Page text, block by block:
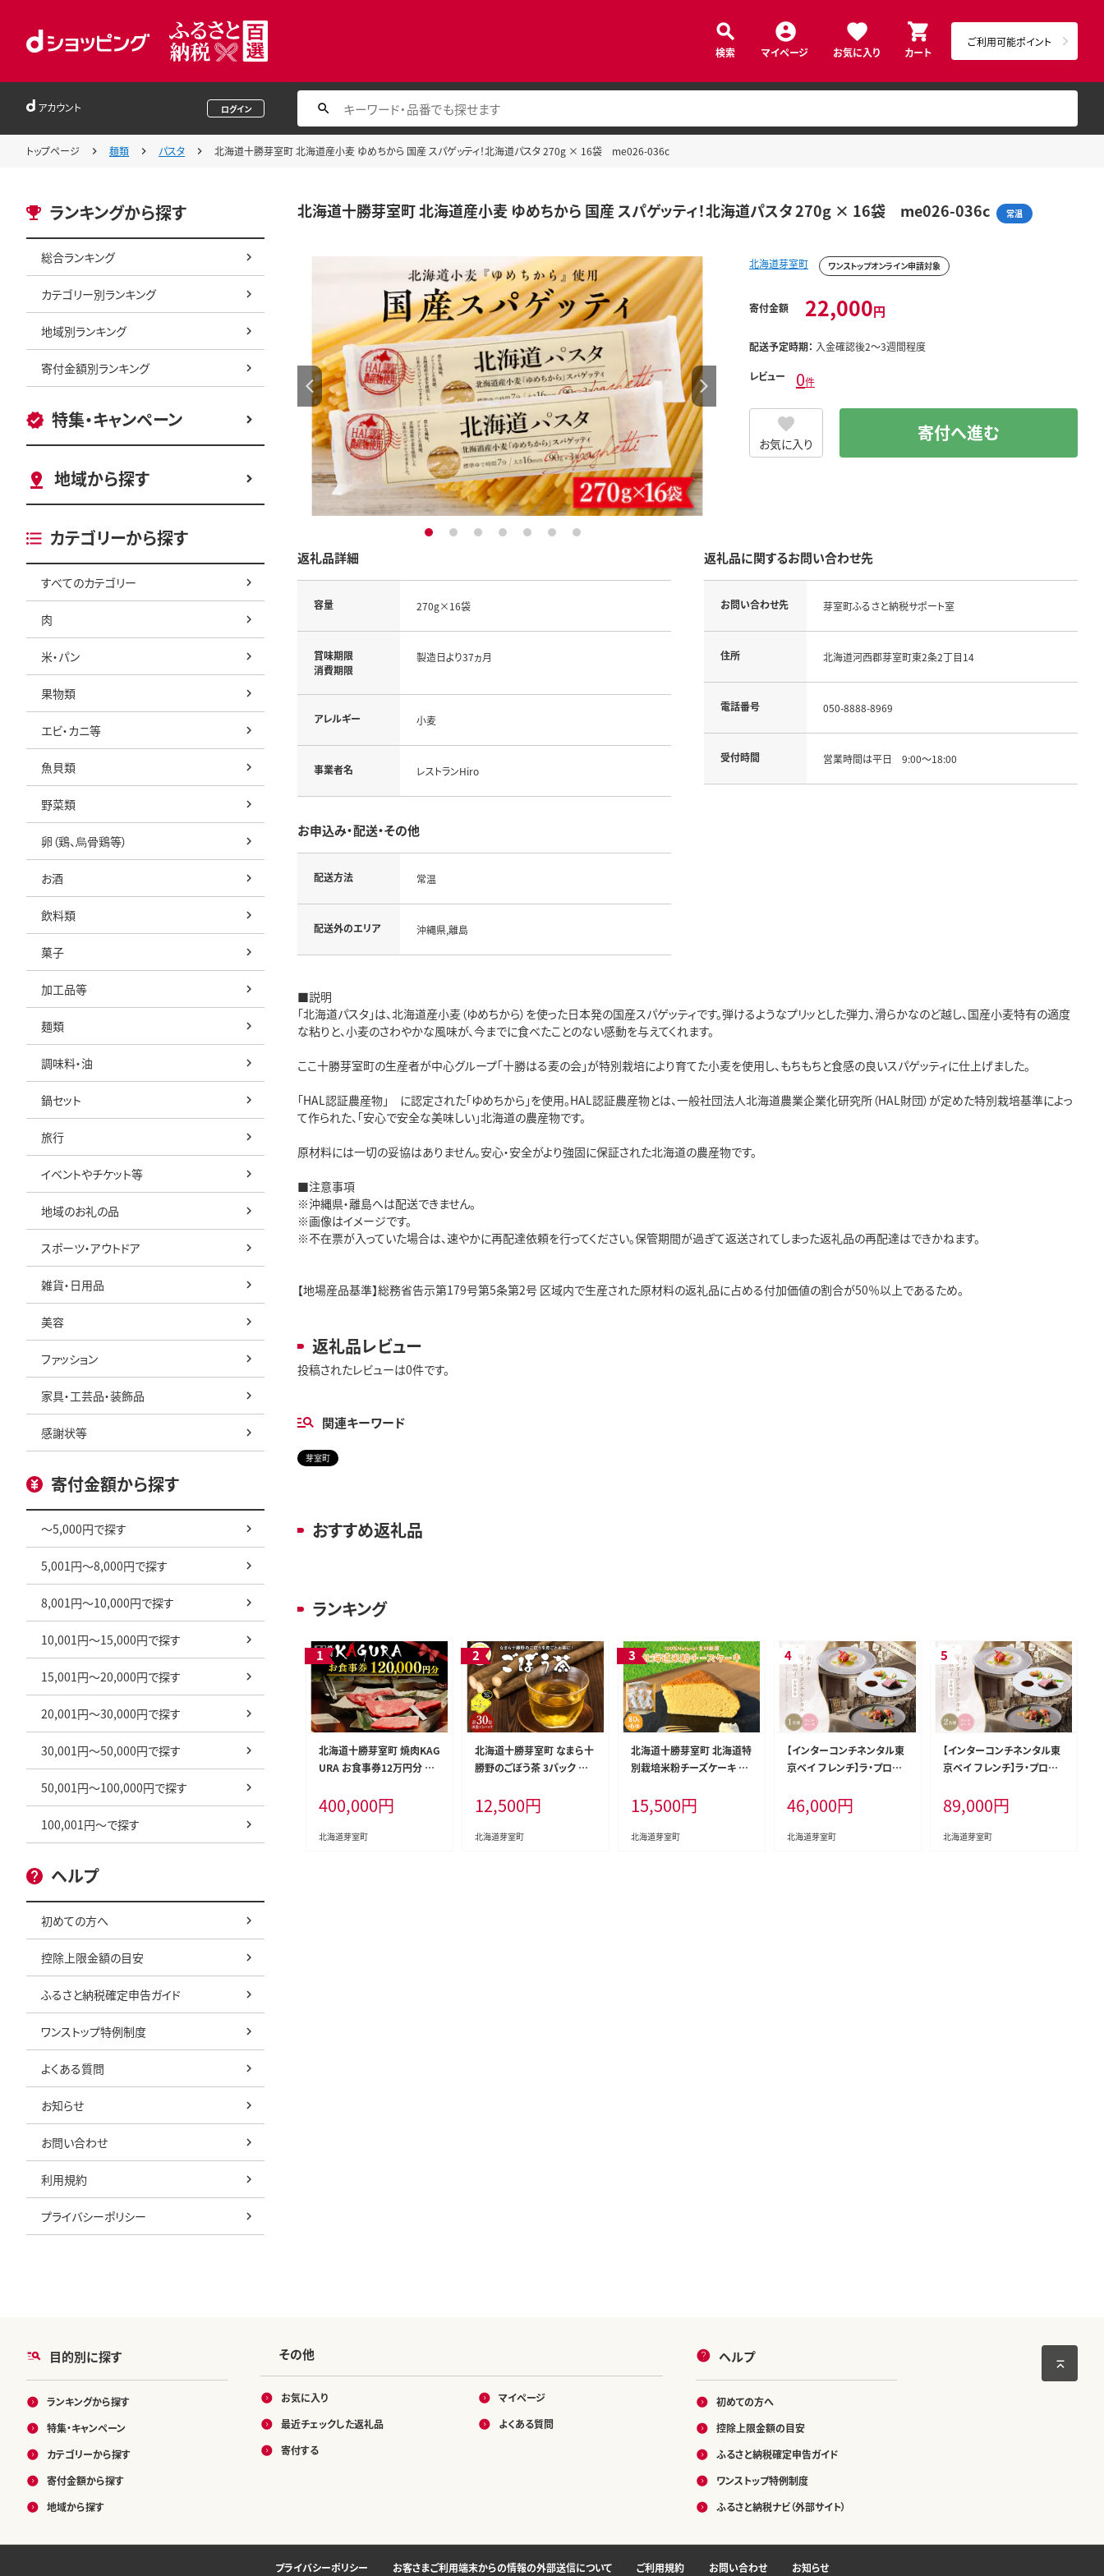
検索 マイページ お気に入り カート
ご利用可能ポイント
アカウント ログイン
トップページ 麺類 パスタ 北海道十勝芽室町 北海道産小麦 ゆめちから 国産 スパゲッティ！北海道パスタ 270g × 16袋 me026-036c
ランキングから探す
総合ランキング
カテゴリー別ランキング
地域別ランキング
寄付金額別ランキング
特集・キャンペーン
地域から探す
カテゴリーから探す
すべてのカテゴリー
肉
米・パン
果物類
エビ・カニ等
魚貝類
野菜類
卵（鶏、烏骨鶏等）
お酒
飲料類
菓子
加工品等
麺類
調味料・油
鍋セット
旅行
イベントやチケット等
地域のお礼の品
スポーツ・アウトドア
雑貨・日用品
美容
ファッション
家具・工芸品・装飾品
感謝状等
寄付金額から探す
～5,000円で探す
5,001円～8,000円で探す
8,001円～10,000円で探す
10,001円～15,000円で探す
15,001円～20,000円で探す
20,001円～30,000円で探す
30,001円～50,000円で探す
50,001円～100,000円で探す
100,001円～で探す
ヘルプ
初めての方へ
控除上限金額の目安
ふるさと納税確定申告ガイド
ワンストップ特例制度
よくある質問
お知らせ
お問い合わせ
利用規約
プライバシーポリシー
北海道十勝芽室町 北海道産小麦 ゆめちから 国産 スパゲッティ！北海道パスタ 270g × 16袋 me026-036c 常温
1 2 3 4 5 6 7
北海道芽室町 ワンストップオンライン申請対象
寄付金額 22,000円
配送予定時期： 入金確認後2～3週間程度
レビュー 0件
お気に入り 寄付へ進む
返礼品詳細
容量 270g×16袋
賞味期限
消費期限
製造日より37ヵ月
アレルギー 小麦
事業者名 レストランHiro
お申込み・配送・その他
配送方法 常温
配送外のエリア 沖縄県,離島
返礼品に関するお問い合わせ先
お問い合わせ先 芽室町ふるさと納税サポート室
住所 北海道河西郡芽室町東2条2丁目14
電話番号 050-8888-8969
受付時間 営業時間は平日 9:00～18:00
■説明
「北海道パスタ」は、北海道産小麦（ゆめちから）を使った日本発の国産スパゲッティです。弾けるようなプリッとした弾力、滑らかなのど越し、国産小麦特有の適度
な粘りと、小麦のさわやかな風味が、今までに食べたことのない感動を与えてくれます。
ここ十勝芽室町の生産者が中心グループ「十勝はる麦の会」が特別栽培により育てた小麦を使用し、もちもちと食感の良いスパゲッティに仕上げました。
「HAL認証農産物」 に認定された「ゆめちから」を使用。HAL認証農産物とは、一般社団法人北海道農業企業化研究所（HAL財団）が定めた特別栽培基準によっ
て作られた、「安心で安全な美味しい」北海道の農産物です。
原材料には一切の妥協はありません。安心・安全がより強固に保証された北海道の農産物です。
■注意事項
※沖縄県・離島へは配送できません。
※画像はイメージです。
※不在票が入っていた場合は、速やかに再配達依頼を行ってください。保管期間が過ぎて返送されてしまった返礼品の再配達はできかねます。
【地場産品基準】総務省告示第179号第5条第2号 区域内で生産された原材料の返礼品に占める付加価値の割合が50％以上であるため。
返礼品レビュー
投稿されたレビューは0件です。
関連キーワード
芽室町
おすすめ返礼品
ランキング
北海道十勝芽室町 焼肉KAG
URA お食事券12万円分 me
400,000円
北海道芽室町
北海道十勝芽室町 なまら十
勝野のごぼう茶 3パック me
12,500円
北海道芽室町
北海道十勝芽室町 北海道特
別栽培米粉チーズケーキ m
15,500円
北海道芽室町
【インターコンチネンタル東
京ベイ フレンチ】ラ・プロヴ
ヴァンスの気品を感じる料
理【芽室町ランチコース】お
食事券1名様 me061-022c
46,000円
北海道芽室町
【インターコンチネンタル東
京ベイ フレンチ】ラ・プロヴ
ヴァンスの気品を感じる料
理【芽室町ランチコース】お
食事券2名様 me061-023c
89,000円
北海道芽室町
目的別に探す
ランキングから探す
特集・キャンペーン
カテゴリーから探す
寄付金額から探す
地域から探す
その他
お気に入り
最近チェックした返礼品
寄付する
マイページ
よくある質問
ヘルプ
初めての方へ
控除上限金額の目安
ふるさと納税確定申告ガイド
ワンストップ特例制度
ふるさと納税ナビ（外部サイト）
プライバシーポリシー お客さまご利用端末からの情報の外部送信について ご利用規約 お問い合わせ お知らせ